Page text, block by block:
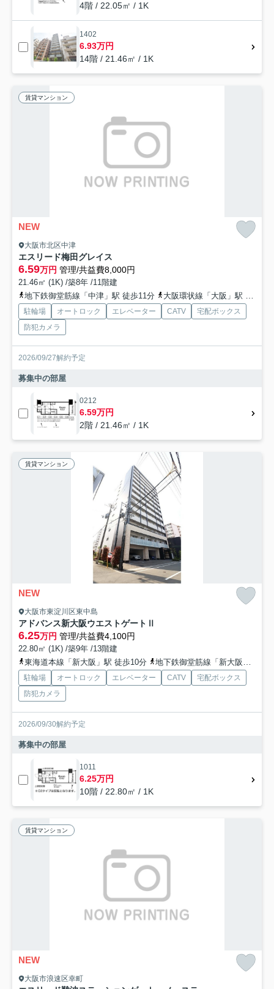
4階 / 22.05㎡ / 1K
1402
6.93万円
14階 / 21.46㎡ / 1K
賃貸マンション
NEW
大阪市北区中津
エスリード梅田グレイス
6.59万円 管理/共益費8,000円
21.46㎡ (1K) /築8年 /11階建
地下鉄御堂筋線「中津」駅 徒歩11分
大阪環状線「大阪」駅 徒歩15分
駐輪場 オートロック エレベーター CATV
宅配ボックス
防犯カメラ
2026/09/27解約予定
募集中の部屋
0212
6.59万円
2階 / 21.46㎡ / 1K
賃貸マンション
NEW
大阪市東淀川区東中島
アドバンス新大阪ウエストゲートⅡ
6.25万円 管理/共益費4,100円
22.80㎡ (1K) /築9年 /13階建
東海道本線「新大阪」駅 徒歩10分
地下鉄御堂筋線「新大阪」駅 徒歩11分
駐輪場 オートロック エレベーター CATV
宅配ボックス
防犯カメラ
2026/09/30解約予定
募集中の部屋
1011
6.25万円
10階 / 22.80㎡ / 1K
賃貸マンション
NEW
大阪市浪速区幸町